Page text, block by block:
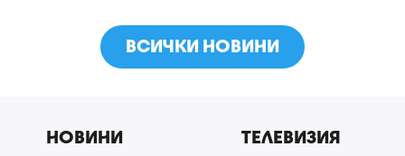
ВСИЧКИ НОВИНИ
НОВИНИ ТЕЛЕВИЗИЯ